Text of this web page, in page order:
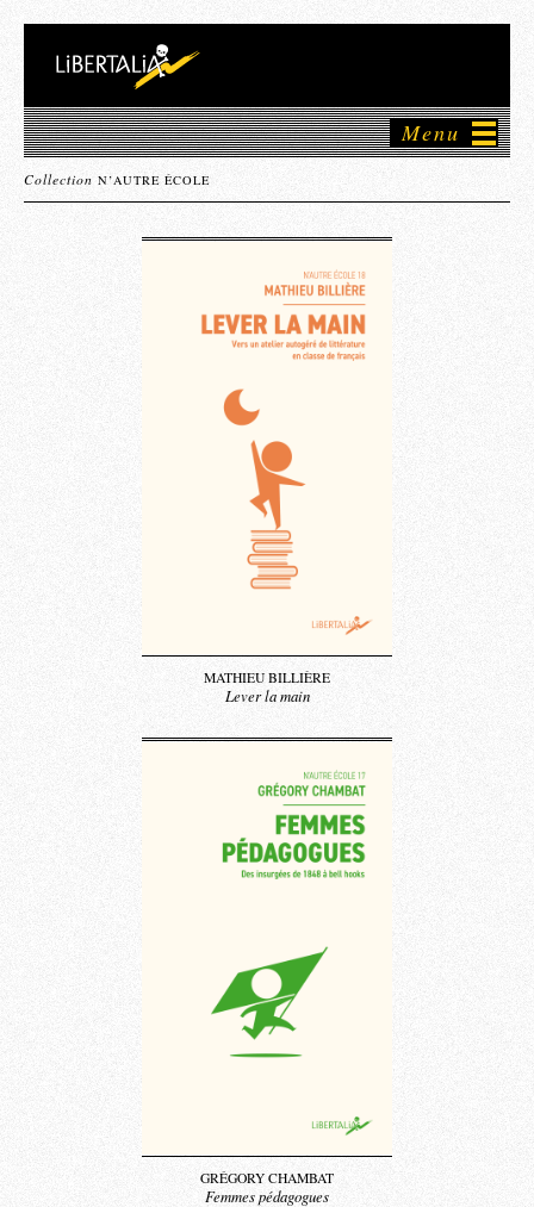
Menu
Collection N’AUTRE ÉCOLE
MATHIEU BILLIÈRE
Lever la main
GRÉGORY CHAMBAT
Femmes pédagogues